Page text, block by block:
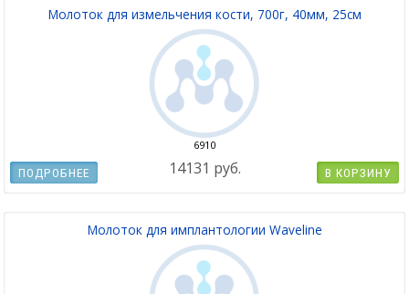
Молоток для измельчения кости, 700г, 40мм, 25см
6910
14131 руб. В КОРЗИНУ
ПОДРОБНЕЕ
Молоток для имплантологии Waveline